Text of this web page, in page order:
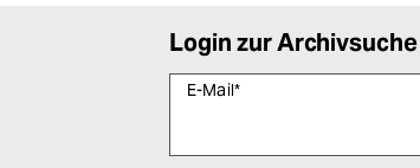
Login zur Archivsuche
E-Mail*